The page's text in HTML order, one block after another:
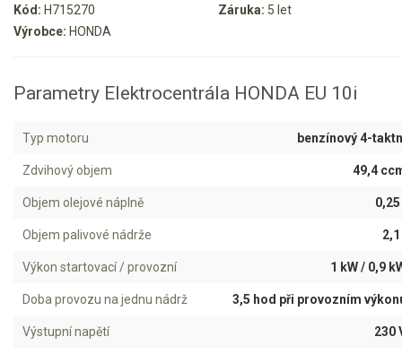
Vyvětvovací pily
Aku křovinořezy a vyžínače
Aku pily
Štípačka na dřevo
VARI
Kód: H715270 Záruka: 5 let
Výrobce: HONDA
Parametry Elektrocentrála HONDA EU 10i
Typ motoru benzínový 4-
Zdvihový objem 49,4
Objem olejové náplně
Objem palivové nádrže
Výkon startovací / provozní 1 kW / 0,9
Doba provozu na jednu nádrž 3,5 hod při provozním
Výstupní napětí 230